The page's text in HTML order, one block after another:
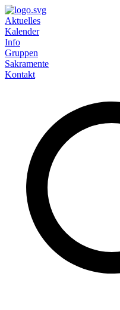
Aktuelles
Kalender
Info
Gruppen
Sakramente
Kontakt